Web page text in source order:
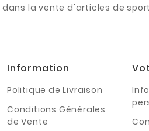
la vente d'articles de
Information
Politique de Livraison
Conditions Générales
de Vente